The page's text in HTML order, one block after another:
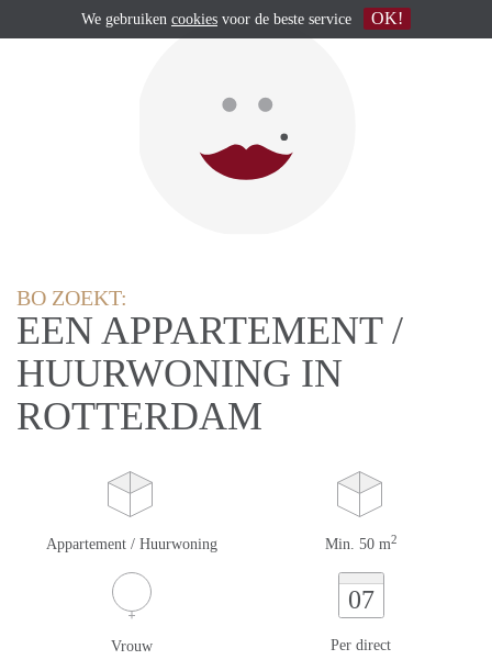
BO ZOEKT:
EEN APPARTEMENT /
HUURWONING IN
ROTTERDAM
Appartement / Huurwoning Min. 50 m2
Vrouw
07
Per direct
We gebruiken cookies voor de beste service OK!